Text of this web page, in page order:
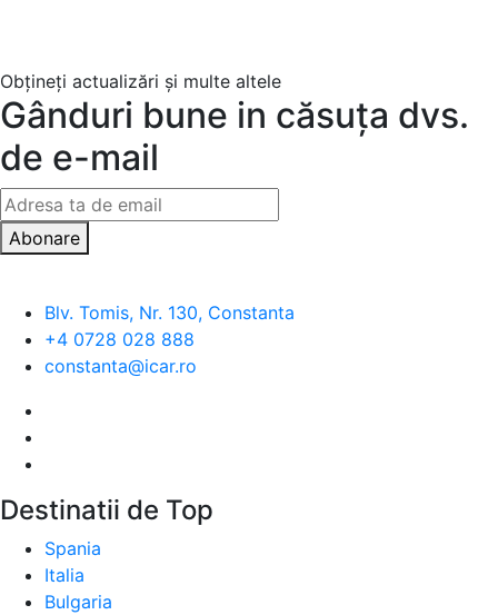
Obțineți actualizări și multe altele
Gânduri bune in căsuța dvs.
de e-mail
Abonare
Blv. Tomis, Nr. 130, Constanta
+4 0728 028 888
constanta@icar.ro
Destinatii de Top
Spania
Italia
Bulgaria